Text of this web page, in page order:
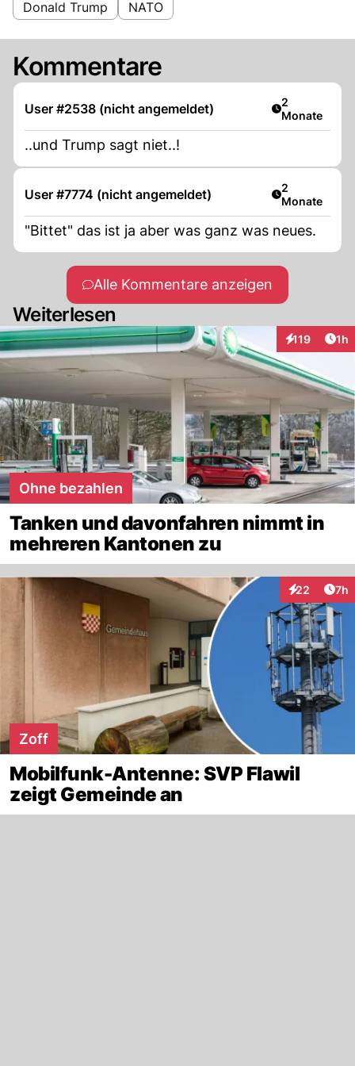
Donald Trump NATO
Kommentare
User #2538 (nicht angemeldet) Artikel
2
Monate
..und Trump sagt niet..!
User #7774 (nicht angemeldet) Artikel
2
Monate
"Bittet" das ist ja aber was ganz was neues.
Alle Kommentare anzeigen
Weiterlesen
119
Interaktionen
1h
Ohne bezahlen
Tanken und davonfahren nimmt in
mehreren Kantonen zu
22
Interaktionen
7h
Zoff
Mobilfunk-Antenne: SVP Flawil
zeigt Gemeinde an